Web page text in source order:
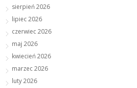
sierpień 2026
lipiec 2026
czerwiec 2026
maj 2026
kwiecień 2026
marzec 2026
luty 2026